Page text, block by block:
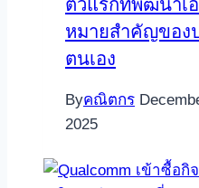
ตัวแรกที่พัฒนาเ
หมายสำคัญของ
ตนเอง
Byคณิตกร
2025